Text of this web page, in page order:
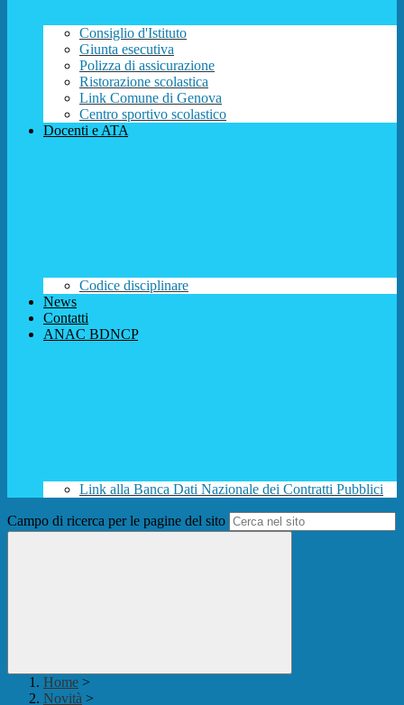
Consiglio d'Istituto
Giunta esecutiva
Polizza di assicurazione
Ristorazione scolastica
Link Comune di Genova
Centro sportivo scolastico
Docenti e ATA
Codice disciplinare
News
Contatti
ANAC BDNCP
Link alla Banca Dati Nazionale dei Contratti Pubblici
Campo di ricerca per le pagine del sito
Home >
Novità >